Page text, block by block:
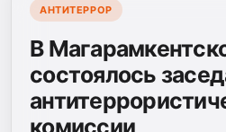
АНТИТЕРРОР
В
состоялось
комиссии